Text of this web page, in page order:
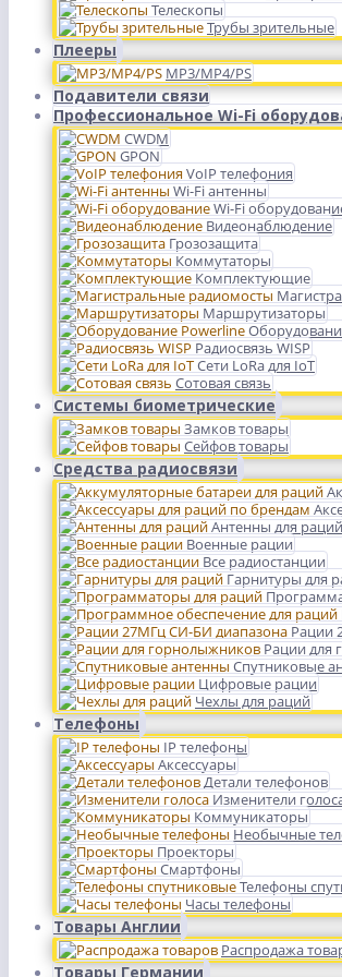
Телескопы
Трубы зрительные
Плееры
MP3/MP4/PS
Подавители связи
Профессиональное Wi-Fi
CWDM
GPON
VoIP телефония
Wi-Fi антенны
Wi-Fi
Видеонаблюдение
Грозозащита
Коммутаторы
Комплектующие
Маршрутизаторы
Радиосвязь WISP
Сети LoRa для IoT
Сотовая связь
Системы биометрические
Замков товары
Сейфов товары
Средства радиосвязи
Антенны для раций
Военные рации
Все радиостанции
Гарнитуры для
Рации
Рации для
Спутниковые
Цифровые рации
Чехлы для раций
Телефоны
IP телефоны
Аксессуары
Детали телефонов
Изменители
Коммуникаторы
Необычные
Проекторы
Смартфоны
Телефоны
Часы телефоны
Товары Англии
Распродажа
Товары Германии